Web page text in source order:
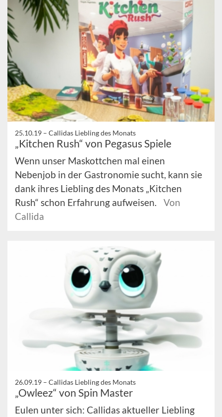
25.10.19 – Callidas Liebling des Monats
„Kitchen Rush“ von Pegasus Spiele
Wenn unser Maskottchen mal einen
Nebenjob in der Gastronomie sucht, kann sie
dank ihres Liebling des Monats „Kitchen
Rush“ schon Erfahrung aufweisen.
Von
Callida
26.09.19 – Callidas Liebling des Monats
„Owleez“ von Spin Master
Eulen unter sich: Callidas aktueller Liebling